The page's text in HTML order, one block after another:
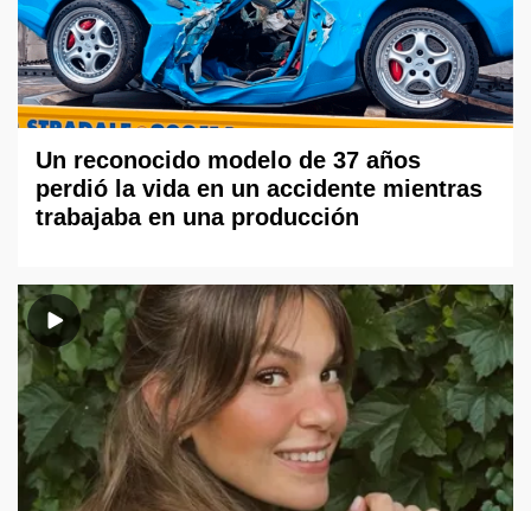
Un reconocido modelo de 37 años
perdió la vida en un accidente mientras
trabajaba en una producción